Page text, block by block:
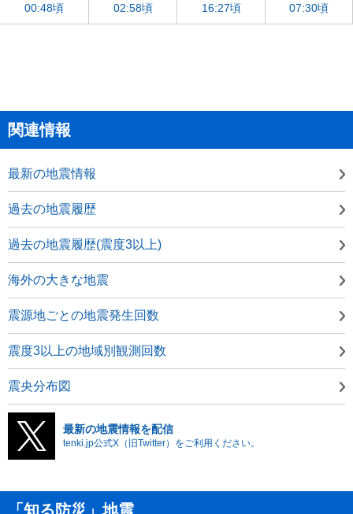
00:48頃
02:58頃
16:27頃
07:30頃
関連情報
最新の地震情報
過去の地震履歴
過去の地震履歴(震度3以上)
海外の大きな地震
震源地ごとの地震発生回数
震度3以上の地域別観測回数
震央分布図
最新の地震情報を配信
tenki.jp公式X（旧Twitter）をご利用ください。
「知る防災」地震